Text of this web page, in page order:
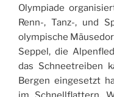
Olympiade
Renn-, Tanz-, und
olympische
Seppel, die
das Schneetreiben
Bergen eingesetzt